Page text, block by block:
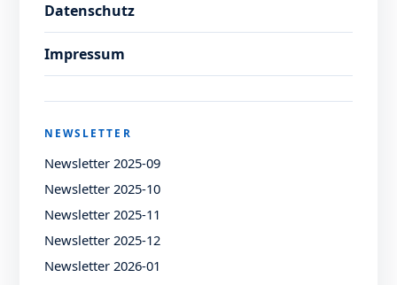
Datenschutz
Impressum
NEWSLETTER
Newsletter 2025-09
Newsletter 2025-10
Newsletter 2025-11
Newsletter 2025-12
Newsletter 2026-01